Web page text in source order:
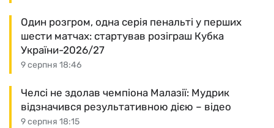
9 серпня 18:46
Один розгром, одна серія пенальті у перших
шести матчах: стартував розіграш Кубка
України-2026/27
9 серпня 18:15
Челсі не здолав чемпіона Малазії: Мудрик
відзначився результативною дією – відео